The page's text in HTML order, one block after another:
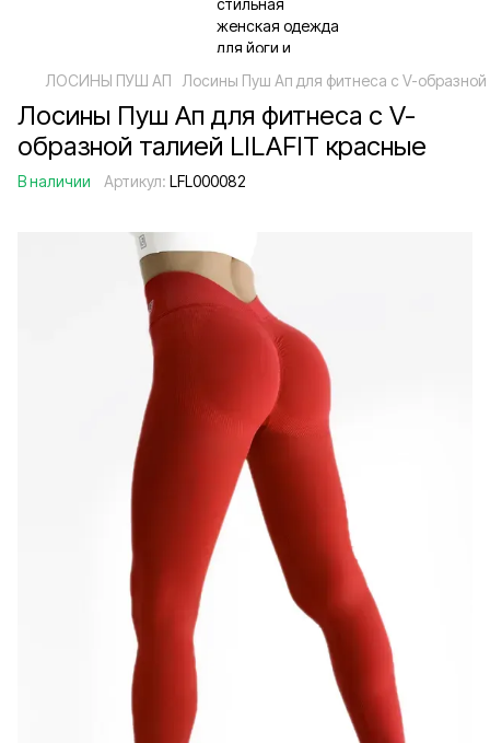
ЛОСИНЫ ПУШ АП Лосины Пуш Ап для фитнеса с V-
Лосины Пуш Ап для фитнеса с V-
образной талией LILAFIT красные
В наличии Артикул: LFL000082